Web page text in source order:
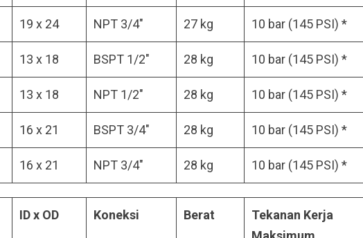
19 x 24 NPT 3/4″ 27 kg 10 bar (145 PSI) *
13 x 18 BSPT 1/2″ 28 kg 10 bar (145 PSI) *
13 x 18 NPT 1/2″ 28 kg 10 bar (145 PSI) *
16 x 21 BSPT 3/4″ 28 kg 10 bar (145 PSI) *
16 x 21 NPT 3/4″ 28 kg 10 bar (145 PSI) *
ID x OD Koneksi Berat
Tekanan Kerja